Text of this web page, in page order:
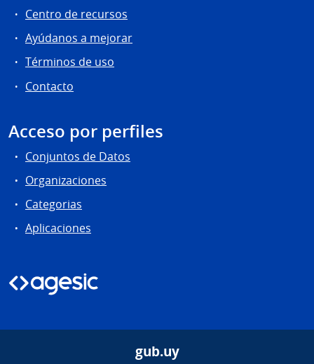
Centro de recursos
Ayúdanos a mejorar
Términos de uso
Contacto
Acceso por perfiles
Conjuntos de Datos
Organizaciones
Categorias
Aplicaciones
gub.uy